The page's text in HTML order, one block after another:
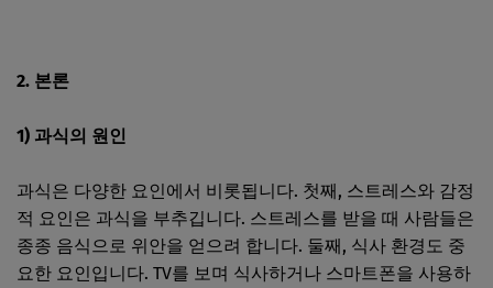
2. 본론
1) 과식의 원인
과식은 다양한 요인에서 비롯됩니다. 첫째, 스트레스와 감정
적 요인은 과식을 부추깁니다. 스트레스를 받을 때 사람들은
종종 음식으로 위안을 얻으려 합니다. 둘째, 식사 환경도 중
요한 요인입니다. TV를 보며 식사하거나 스마트폰을 사용하